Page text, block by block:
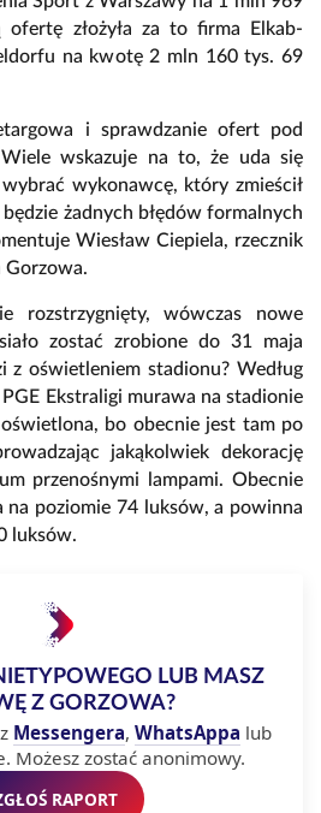
ofertę złożyła za to firma Elkab-
na kwotę 2 mln 160 tys. 69
i sprawdzanie ofert pod
wskazuje na to, że uda się
wykonawcę, który zmieścił
żadnych błędów formalnych
Wiesław Ciepiela, rzecznik
Gorzowa.
rozstrzygnięty, wówczas nowe
zostać zrobione do 31 maja
oświetleniem stadionu? Według
Ekstraligi murawa na stadionie
bo obecnie jest tam po
jakąkolwiek dekorację
przenośnymi lampami. Obecnie
poziomie 74 luksów, a powinna
luksów.
LUB MASZ
Z GORZOWA?
Messengera, WhatsAppa lub
Możesz zostać anonimowy.
RAPORT